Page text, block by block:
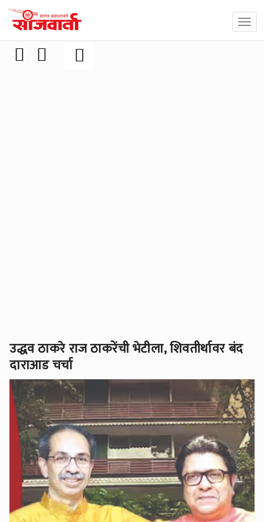
उद्धव ठाकरे राज ठाकरेंची भेटीला, शिवतीर्थावर बंद
दाराआड चर्चा